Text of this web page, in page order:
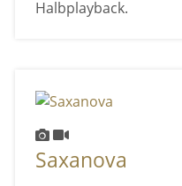
Halbplayback.
Saxanova